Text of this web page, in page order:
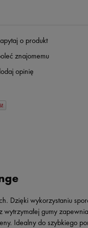
o produkt
znajomemu
opinię
Dzięki wykorzystaniu
gumy
Idealny do szybkiego